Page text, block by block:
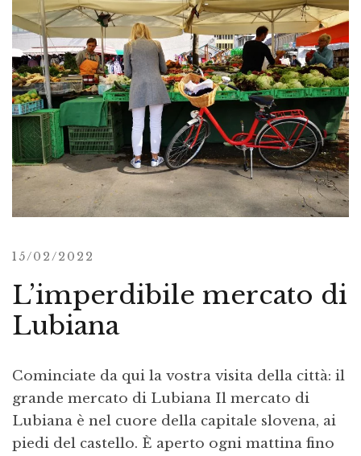
15/02/2022
L’imperdibile mercato di
Lubiana
Cominciate da qui la vostra visita della città: il
grande mercato di Lubiana Il mercato di
Lubiana è nel cuore della capitale slovena, ai
piedi del castello. È aperto ogni mattina fino